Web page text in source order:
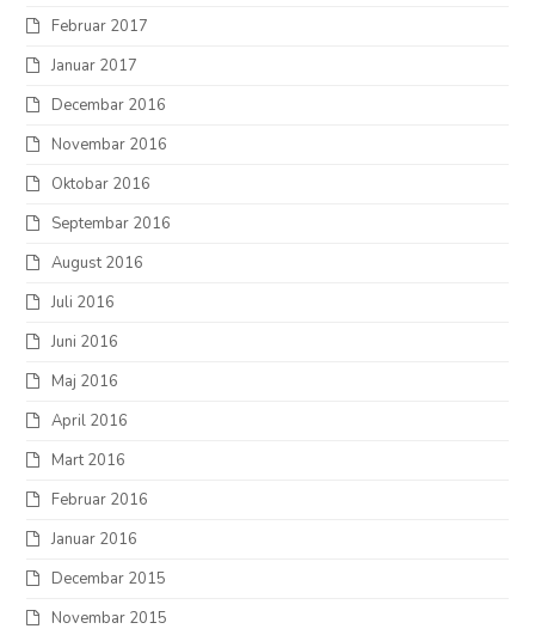
Februar 2017
Januar 2017
Decembar 2016
Novembar 2016
Oktobar 2016
Septembar 2016
August 2016
Juli 2016
Juni 2016
Maj 2016
April 2016
Mart 2016
Februar 2016
Januar 2016
Decembar 2015
Novembar 2015